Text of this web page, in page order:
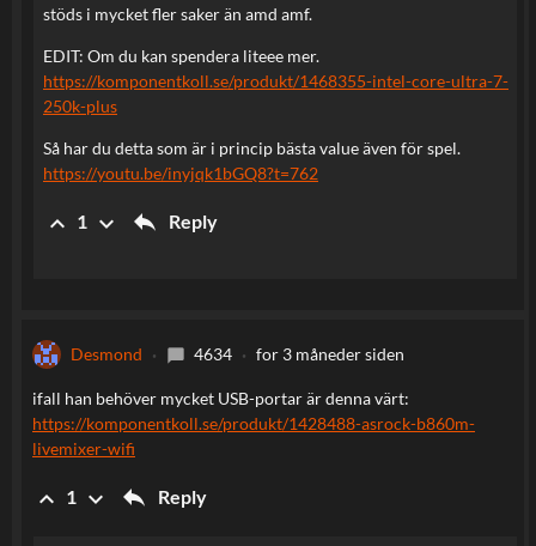
stöds i mycket fler saker än amd amf.
EDIT: Om du kan spendera liteee mer.
https://komponentkoll.se/produkt/1468355-intel-core-ultra-7-
250k-plus
Så har du detta som är i princip bästa value även för spel.
https://youtu.be/inyjqk1bGQ8?t=762
keyboard_arrow_up 1 keyboard_arrow_down reply Reply
Desmond chat_bubble 4634 for 3 måneder siden
ifall han behöver mycket USB-portar är denna värt:
https://komponentkoll.se/produkt/1428488-asrock-b860m-
livemixer-wifi
keyboard_arrow_up 1 keyboard_arrow_down reply Reply